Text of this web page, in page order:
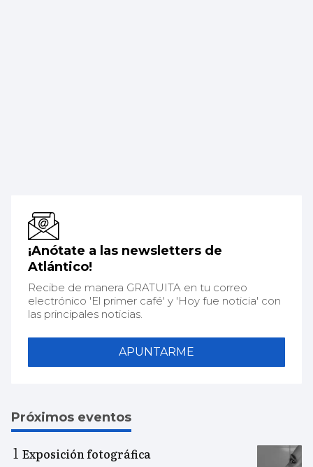
¡Anótate a las newsletters de
Atlántico!
Recibe de manera GRATUITA en tu correo
electrónico 'El primer café' y 'Hoy fue noticia' con
las principales noticias.
APUNTARME
Próximos eventos
Exposición fotográfica